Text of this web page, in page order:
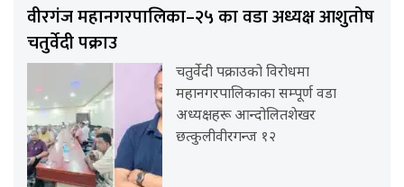
वीरगंज महानगरपालिका–२५ का वडा अध्यक्ष आशुतोष
चतुर्वेदी पक्राउ
चतुर्वेदी पक्राउको विरोधमा
महानगरपालिकाका सम्पूर्ण वडा
अध्यक्षहरू आन्दोलितशेखर
छत्कुलीवीरगन्ज १२